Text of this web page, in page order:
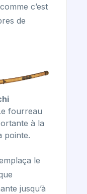
c’est
de
fourreau
à la
pointe.
le
jusqu’à